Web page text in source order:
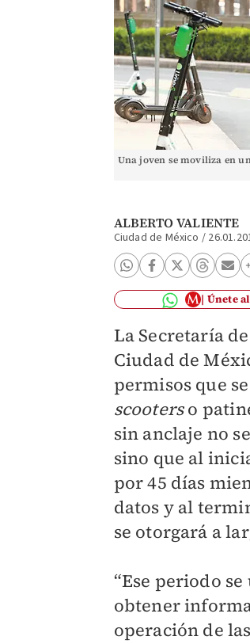
Una joven se moviliza en
ALBERTO VALIENTE
Ciudad de México /
Únete
La Secretaría
Ciudad de
permisos que
scooterso
sin anclaje no
sino que al
por 45 días
datos y al
se otorgará a
“Ese periodo
obtener
operación de